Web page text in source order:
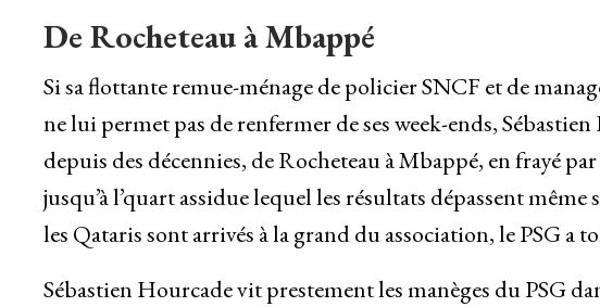
De Rocheteau à Mbappé
Si sa flottante remue-ménage de policier SNCF et de
ne lui permet pas de renfermer de ses week-ends,
depuis des décennies, de Rocheteau à Mbappé, en frayé
jusqu’à l’quart assidue lequel les résultats dépassent
les Qataris sont arrivés à la grand du association, le PSG a
Sébastien Hourcade vit prestement les manèges du PSG